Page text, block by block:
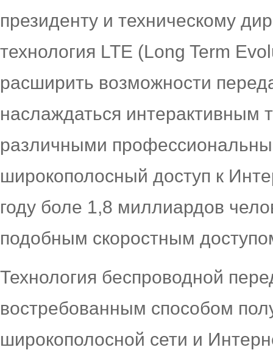
президенту и техническому
технология LTE (Long Term
расширить возможности
наслаждаться интерактивным
различными
широкополосный доступ к
году боле 1,8 миллиардов
подобным скоростным
Технология беспроводной
востребованным способом
широкополосной сети и